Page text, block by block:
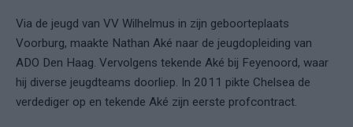
Via de jeugd van VV Wilhelmus in zijn geboorteplaats
Voorburg, maakte Nathan Aké naar de jeugdopleiding van
ADO Den Haag. Vervolgens tekende Aké bij Feyenoord, waar
hij diverse jeugdteams doorliep. In 2011 pikte Chelsea de
verdediger op en tekende Aké zijn eerste profcontract.